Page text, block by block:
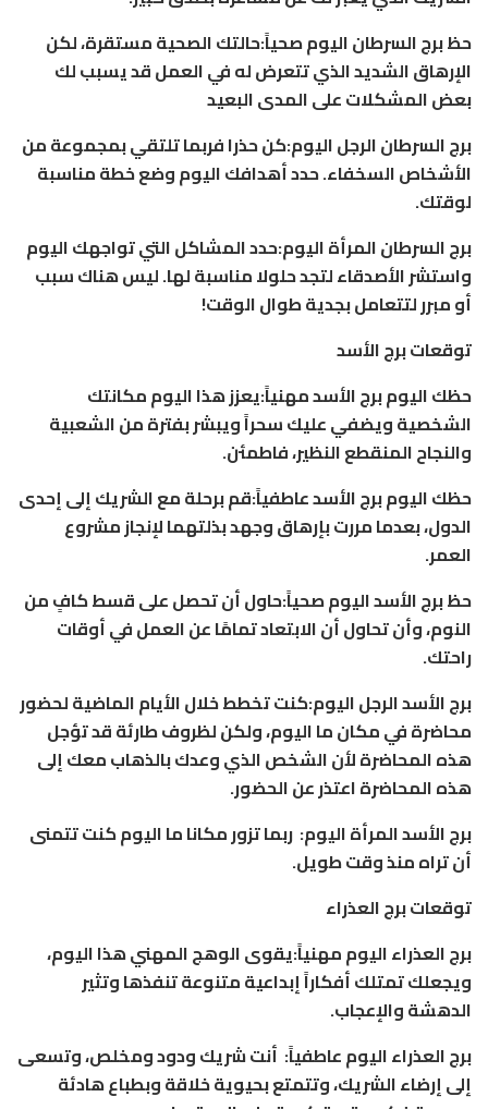
حظ برج السرطان اليوم صحياً:حالتك الصحية مستقرة، لكن
الإرهاق الشديد الذي تتعرض له في العمل قد يسبب لك
بعض المشكلات على المدى البعيد
برج السرطان الرجل اليوم:كن حذرا فربما تلتقي بمجموعة من
الأشخاص السخفاء. حدد أهدافك اليوم وضع خطة مناسبة
لوقتك.
برج السرطان المرأة اليوم:حدد المشاكل التي تواجهك اليوم
واستشر الأصدقاء لتجد حلولا مناسبة لها. ليس هناك سبب
أو مبرر لتتعامل بجدية طوال الوقت!
توقعات برج الأسد
حظك اليوم برج الأسد مهنياً:يعزز هذا اليوم مكانتك
الشخصية ويضفي عليك سحراً ويبشر بفترة من الشعبية
والنجاح المنقطع النظير، فاطمئن.
حظك اليوم برج الأسد عاطفياً:قم برحلة مع الشريك إلى إحدى
الدول، بعدما مررت بإرهاق وجهد بذلتهما لإنجاز مشروع
العمر.
حظ برج الأسد اليوم صحياً:حاول أن تحصل على قسط كافٍ من
النوم، وأن تحاول أن الابتعاد تمامًا عن العمل في أوقات
راحتك.
برج الأسد الرجل اليوم:كنت تخطط خلال الأيام الماضية لحضور
محاضرة في مكان ما اليوم، ولكن لظروف طارئة قد تؤجل
هذه المحاضرة لأن الشخص الذي وعدك بالذهاب معك إلى
هذه المحاضرة اعتذر عن الحضور.
برج الأسد المرأة اليوم: ربما تزور مكانا ما اليوم كنت تتمنى
أن تراه منذ وقت طويل.
توقعات برج العذراء
برج العذراء اليوم مهنياً:يقوى الوهج المهني هذا اليوم،
ويجعلك تمتلك أفكاراً إبداعية متنوعة تنفذها وتثير
الدهشة والإعجاب.
برج العذراء اليوم عاطفياً: أنت شريك ودود ومخلص، وتسعى
إلى إرضاء الشريك، وتتمتع بحيوية خلاقة وبطباع هادئة